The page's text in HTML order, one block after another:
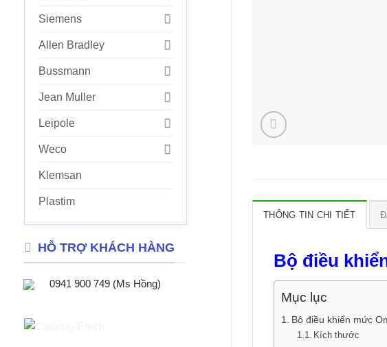
Siemens
Allen Bradley
Bussmann
Jean Muller
Leipole
Weco
Klemsan
Plastim
HỖ TRỢ KHÁCH HÀNG
0941 900 749 (Ms Hồng)
THÔNG TIN CHI TIẾT
Bộ điều
Mục lục
Bộ điều khiển mức
Kích thước